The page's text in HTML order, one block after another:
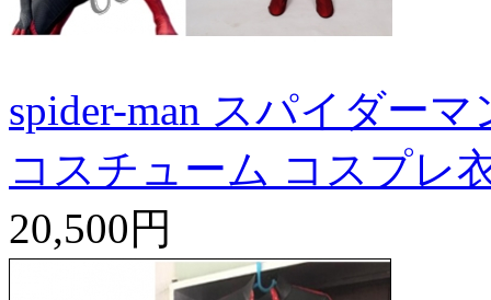
spider-man スパイダー
コスチューム コスプレ
20,500円